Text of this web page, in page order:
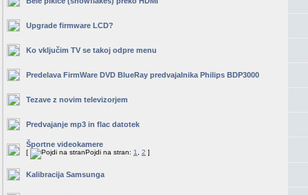
Upgrade firmware LCD?
Ko vključim TV se takoj odpre menu
Predelava FirmWare DVD BlueRay predvajalnika Philips BDP3000
Tezave z novim televizorjem
Predvajanje mp3 in flac datotek
Športne videokamere
[ Pojdi na stran: 1 2 ]
Kalibracija Samsunga